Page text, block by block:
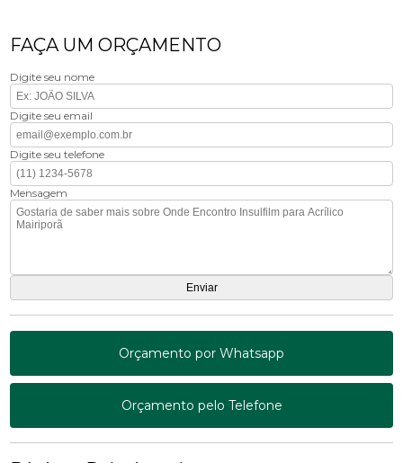
FAÇA UM ORÇAMENTO
Digite seu nome
Digite seu email
Digite seu telefone
Mensagem
Orçamento por Whatsapp
Orçamento pelo Telefone